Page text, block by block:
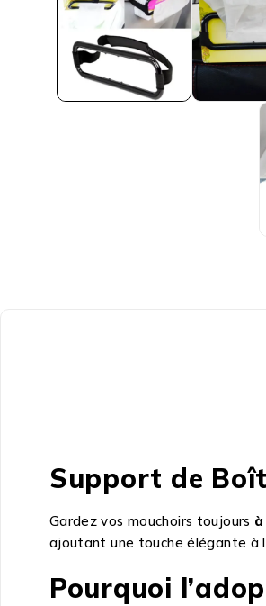
Support de
Gardez vos mouchoirs toujours
ajoutant une touche élégante à
Pourquoi